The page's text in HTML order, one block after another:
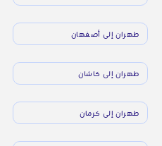
طهران إلى أصفهان
طهران إلى كاشان
طهران إلى كرمان